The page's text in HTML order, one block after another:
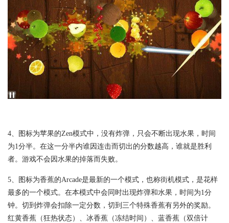
4、图标为苹果的Zen模式中，没有炸弹，只会不断出现水果，时间
为1分半。在这一分半内谁因连击而切出的分数越高，谁就是胜利
者。游戏不会因水果的掉落而失败。
5、图标为香蕉的Arcade是最新的一个模式，也称街机模式，是花样
最多的一个模式。在本模式中会同时出现炸弹和水果，时间为1分
钟。切到炸弹会扣除一定分数，切到三个特殊香蕉有另外的奖励。
红黄香蕉（狂热状态）、冰香蕉（冻结时间）、蓝香蕉（双倍计